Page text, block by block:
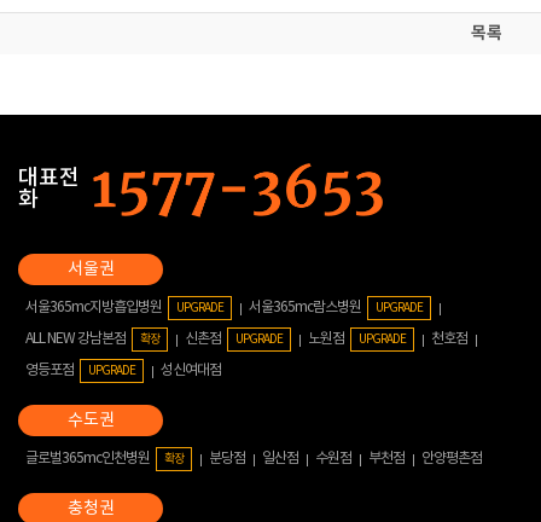
목록
대표전
화
서울365mc지방흡입병원 UPGRADE 서울365mc람스병원 UPGRADE
ALL NEW 강남본점 확장 신촌점 UPGRADE 노원점 UPGRADE
천호점
영등포점
UPGRADE 성신여대점
글로벌365mc인천병원 확장 분당점 일산점 수원점 부천점 안양평촌점